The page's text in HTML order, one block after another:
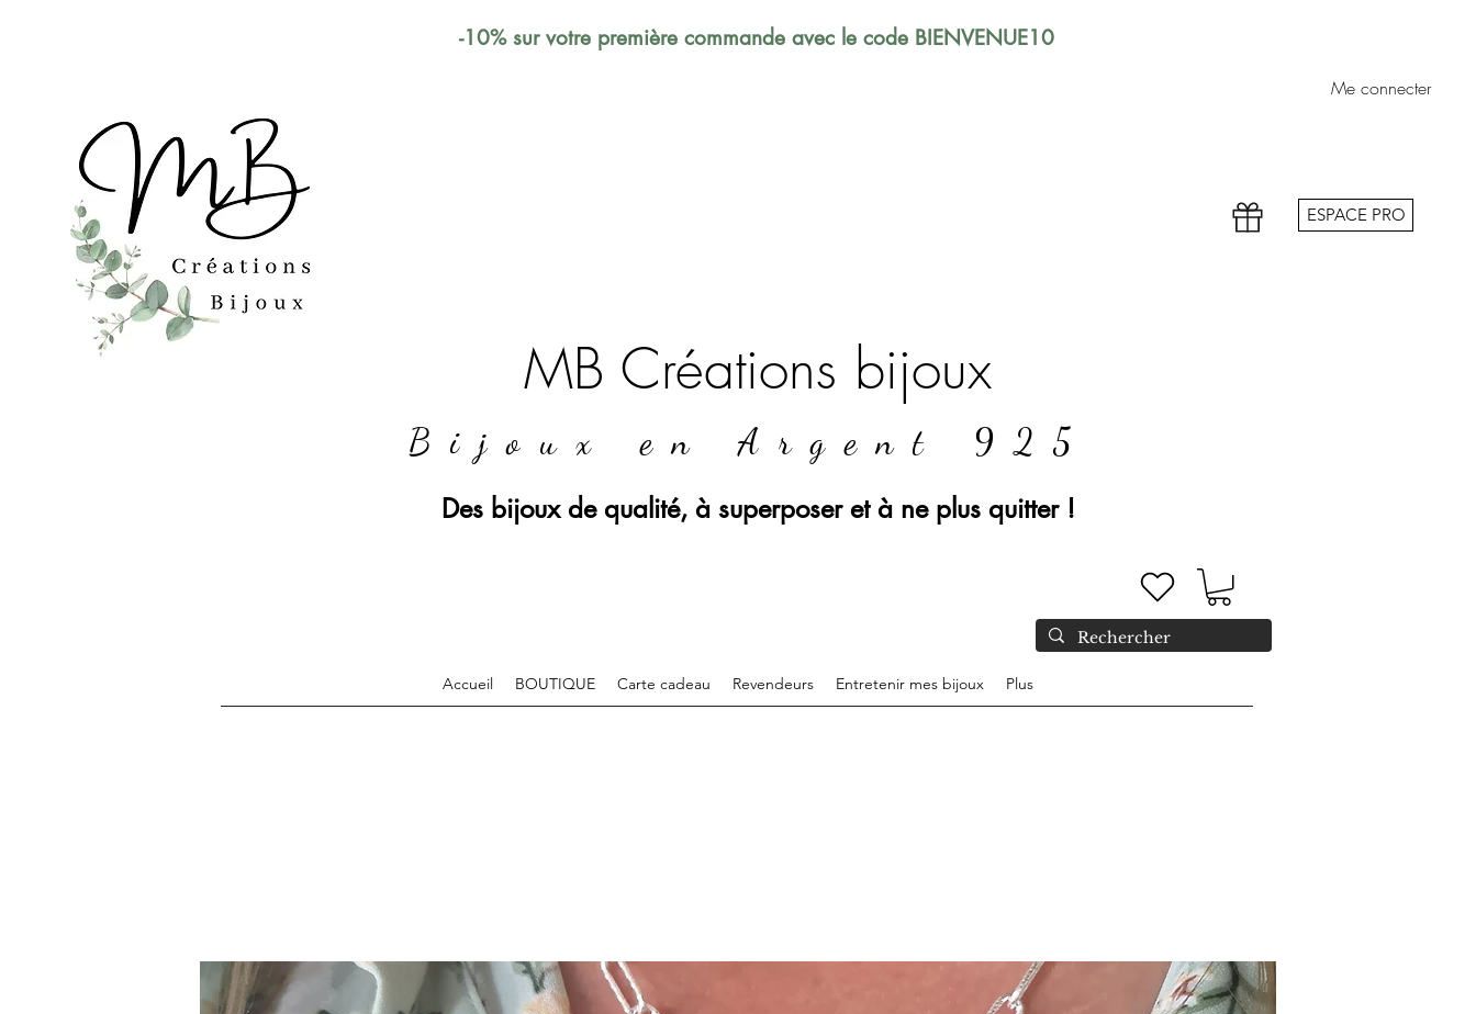
-10% sur votre première commande avec le code BIENVENUE10
MB Créations bijoux
Me connecter
ESPACE PRO
Bijoux en Argent 925
Des bijoux de qualité, à superposer et à ne plus quitter !
Accueil BOUTIQUE Carte cadeau Revendeurs Entretenir mes bijoux Plus